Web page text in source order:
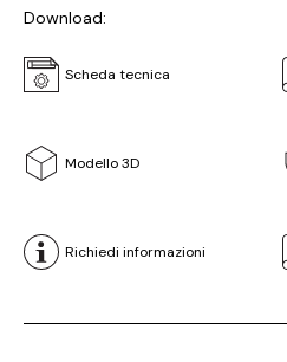
Download:
Scheda tecnica
Modello 3D
Richiedi informazioni